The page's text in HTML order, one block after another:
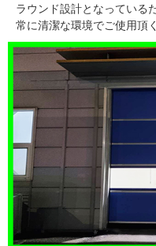
ラウンド設計となっている
常に清潔な環境でご使用頂